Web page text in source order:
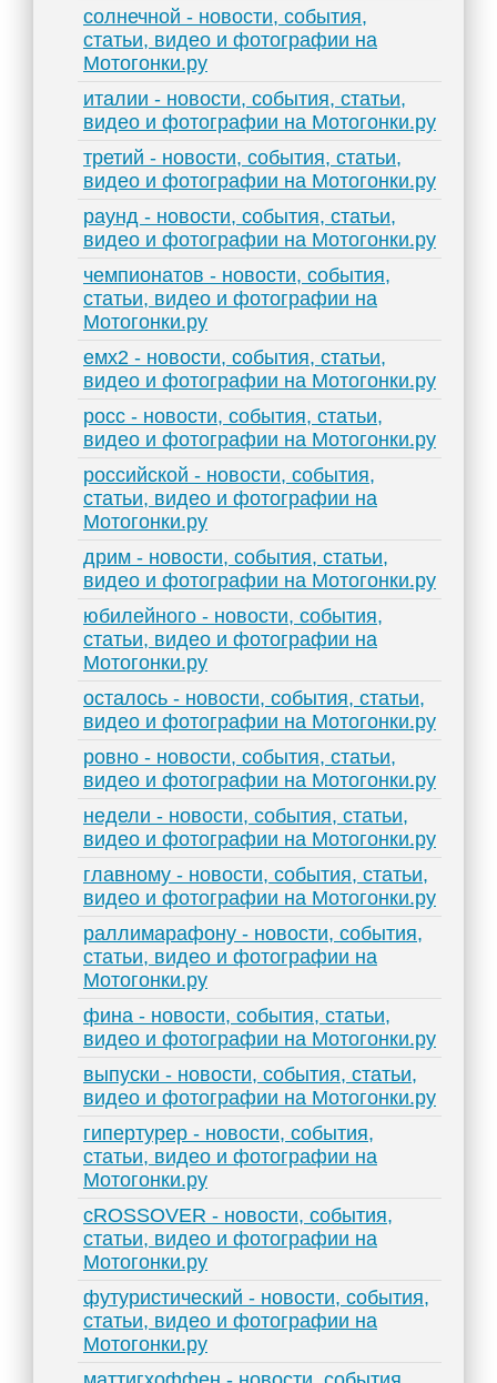
солнечной - новости, события,
статьи, видео и фотографии на
Мотогонки.ру
италии - новости, события, статьи,
видео и фотографии на Мотогонки.ру
третий - новости, события, статьи,
видео и фотографии на Мотогонки.ру
раунд - новости, события, статьи,
видео и фотографии на Мотогонки.ру
чемпионатов - новости, события,
статьи, видео и фотографии на
Мотогонки.ру
емх2 - новости, события, статьи,
видео и фотографии на Мотогонки.ру
росс - новости, события, статьи,
видео и фотографии на Мотогонки.ру
российской - новости, события,
статьи, видео и фотографии на
Мотогонки.ру
дрим - новости, события, статьи,
видео и фотографии на Мотогонки.ру
юбилейного - новости, события,
статьи, видео и фотографии на
Мотогонки.ру
осталось - новости, события, статьи,
видео и фотографии на Мотогонки.ру
ровно - новости, события, статьи,
видео и фотографии на Мотогонки.ру
недели - новости, события, статьи,
видео и фотографии на Мотогонки.ру
главному - новости, события, статьи,
видео и фотографии на Мотогонки.ру
раллимарафону - новости, события,
статьи, видео и фотографии на
Мотогонки.ру
фина - новости, события, статьи,
видео и фотографии на Мотогонки.ру
выпуски - новости, события, статьи,
видео и фотографии на Мотогонки.ру
гипертурер - новости, события,
статьи, видео и фотографии на
Мотогонки.ру
сROSSOVER - новости, события,
статьи, видео и фотографии на
Мотогонки.ру
футуристический - новости, события,
статьи, видео и фотографии на
Мотогонки.ру